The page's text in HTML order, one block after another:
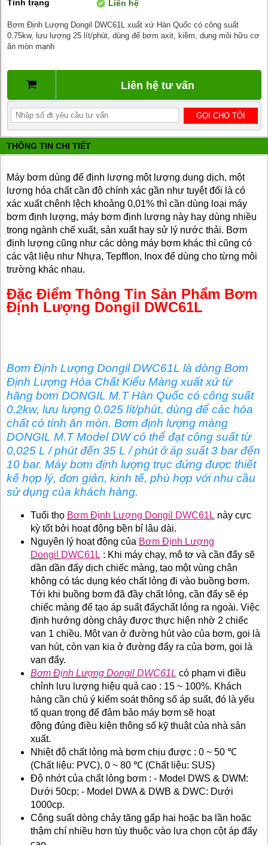
BƠM
NGHIỆP
BƠM
TRUYỀN
NHIỆT
BƠM
HÚT
THÙNG
PHUY
BƠM KHÍ
BƠM KHÍ
AMONIAC
ĐỘNG
CƠ
ĐIỆN
VAN
VÒI
PHỤ
MÁY
BƠM
GIỚI
THIỆU
SẢN
PHẨM
MỚI
BÁN
ĐỘNG
CƠ
ĐIỆN
CỦA
NHẬT
CHẤT
Tình trạng
Liên hệ
Bơm Định Lượng Dongil DWC61L xuất xứ Hàn Quốc có công suất
0.75kw, lưu lượng 25 lít/phút, dùng để bơm axit, kiềm, dung môi hữu cơ
ăn mòn mạnh
Liên hệ tư vấn
THÔNG TIN CHI TIẾT
Máy bơm dùng để định lượng một lượng dung dịch, một
lượng hóa chất cần độ chính xác gần như tuyệt đối là có
xác xuất chênh lệch khoảng 0,01% thì cần dùng loại máy
bơm định lượng, máy bơm định lượng này hay dùng nhiều
trong ngành chế xuất, sản xuất hay sử lý nước thải. Bơm
định lượng cũng như các dòng máy bơm khác thì cũng có
các vật liệu như Nhựa, Tepfflon, Inox để dùng cho từng môi
trường khác nhau.
Đặc Điểm Thông Tin Sản Phẩm Bơm
Định Lượng Dongil DWC61L
Bơm Định Lượng DongilDWC61L là dòng Bơm
Định Lượng Hóa Chất Kiểu Màng xuất xứ từ
hãng bơm DONGIL M.T Hàn Quốc có công suất
0.2kw, lưu lượng 0.025 lít/phút, dùng để các hóa
chất có tính ăn mòn. Bơm định lượng màng
DONGIL M.T Model DW có thể đạt công suất từ ​​
0,025 L / phút đến 35 L / phút ở áp suất 3 bar đến
10 bar. Máy bơm định lượng trục đứng được thiết
kế hợp lý, đơn giản, kinh tế, phù hợp với nhu cầu
sử dụng của khách hàng.
Tuổi thọ Bơm Định Lượng Dongil DWC61L này cực
kỳ tốt bởi hoạt động bền bỉ lâu dài.
Nguyên lý hoạt động của Bơm Định Lượng
Dongil
DWC61L : Khi máy chạy, mô tơ và cần đẩy sẽ
dần dần đẩy dịch chiếc màng, tạo một vùng chân
không có tác dụng kéo chất lỏng đi vào buồng bơm.
Tới khi buồng bơm đã đầy chất lỏng, cần đẩy sẽ ép
chiếc màng để tạo áp suất đẩychất lỏng ra ngoài. Việc
định hướng dòng chảy được thực hiện nhờ 2 chiếc
van 1 chiều. Một van ở đường hút vào của bơm, gọi là
van hút, còn van kia ở đường đẩy ra của bơm, gọi là
van đẩy.
Bơm Định Lượng Dongil DWC61L có phạm vi điều
chỉnh lưu lượng hiệu quả cao : 15 ~ 100%. Khách
hàng cần chú ý kiểm soát thông số áp suất, đó là yếu
tố quan trọng để đảm bảo máy bơm sẽ hoạt
động đúng điều kiện thông số kỹ thuật của nhà sản
xuất.
Nhiệt độ chất lỏng mà bơm chịu được : 0 ~ 50 ℃
(Chất liệu: PVC), 0 ~ 80 ℃ (Chất liệu: SUS)
Độ nhớt của chất lỏng bơm : - Model DWS & DWM:
Dưới 50cp; - Model DWA & DWB & DWC: Dưới
1000cp.
Công suất dòng chảy tăng gấp hai hoặc ba lần hoặc
thậm chí nhiều hơn tùy thuộc vào lựa chọn cột áp đẩy